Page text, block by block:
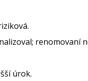
renomovaní
úrok.